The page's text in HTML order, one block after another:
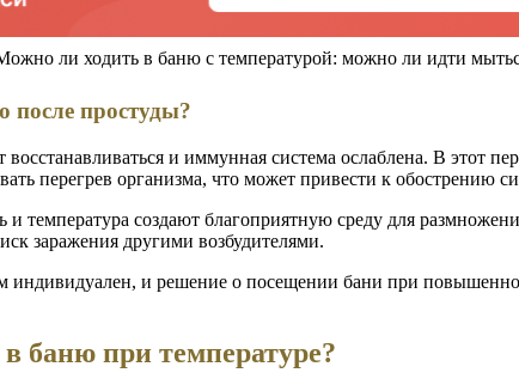
после простуды?
и иммунная система ослаблена. В этот
перегрев организма, что может привести к обострению
и температура создают благоприятную среду для
заражения другими возбудителями.
и решение о посещении бани при
баню при температуре?